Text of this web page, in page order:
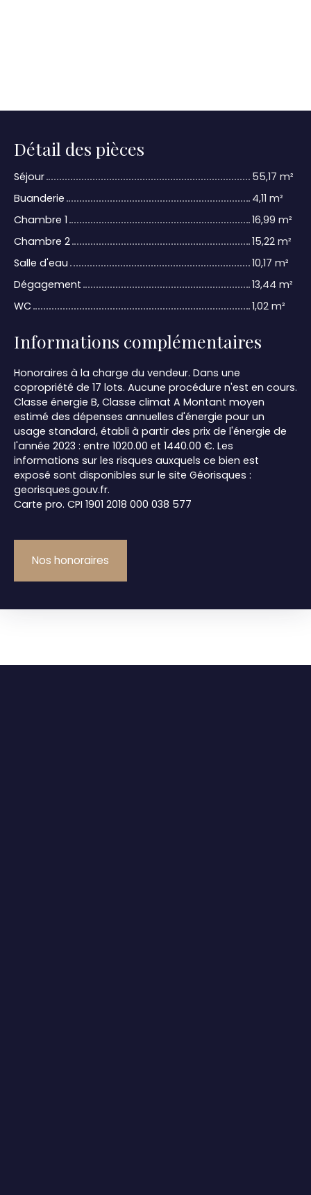
Détail des pièces
Séjour
55,17 m²
Buanderie
4,11 m²
Chambre 1
16,99 m²
Chambre 2
15,22 m²
Salle d'eau
10,17 m²
Dégagement
13,44 m²
WC
1,02 m²
Informations complémentaires
Honoraires à la charge du vendeur. Dans une
copropriété de 17 lots. Aucune procédure n'est en cours.
Classe énergie B, Classe climat A Montant moyen
estimé des dépenses annuelles d'énergie pour un
usage standard, établi à partir des prix de l'énergie de
l'année 2023 : entre 1020.00 et 1440.00 €. Les
informations sur les risques auxquels ce bien est
exposé sont disponibles sur le site Géorisques :
georisques.gouv.fr.
Carte pro. CPI 1901 2018 000 038 577
Nos honoraires